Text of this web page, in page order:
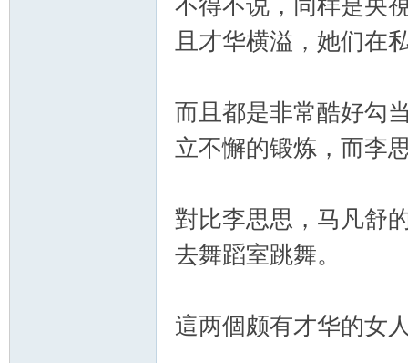
不得不说，同样是央
且才华横溢，她们在
而且都是非常酷好勾
立不懈的锻炼，而李
對比李思思，马凡舒
去舞蹈室跳舞。
這两個颇有才华的女